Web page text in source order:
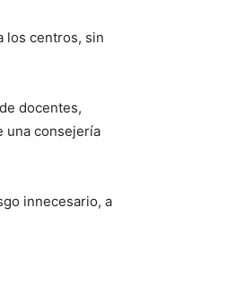
los centros, sin
docentes,
una consejería
innecesario, a